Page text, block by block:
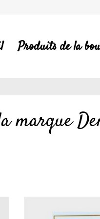
Produits de la
marque